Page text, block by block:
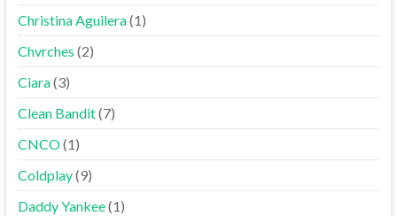
Christina Aguilera(1)
Chvrches (2)
Ciara(3)
Clean Bandit(7)
CNCO(1)
Coldplay(9)
Daddy Yankee(1)